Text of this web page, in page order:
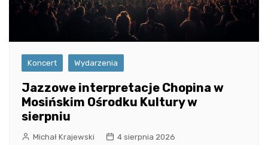
Koncert Wydarzenia
Jazzowe interpretacje Chopina w
Mosińskim Ośrodku Kultury w
sierpniu
Michał Krajewski 4 sierpnia 2026